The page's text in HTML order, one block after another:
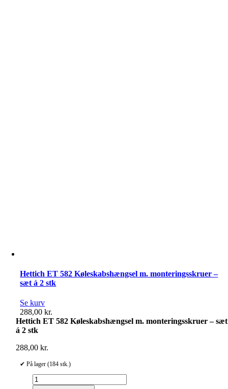
Hettich ET 582 Køleskabshængsel m. monteringsskruer –
sæt á 2 stk
Se kurv
288,00kr.
Hettich ET 582 Køleskabshængsel m. monteringsskruer – sæt
á 2 stk
288,00kr.
✔ På lager (184 stk.)
Hettich
ET